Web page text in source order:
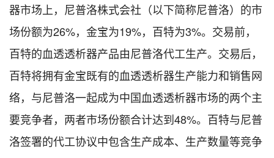
器市场上，尼普洛株式会社（以下简称尼普洛）的市
场份额为26%，金宝为19%，百特为3%。交易前，
百特的血透透析器产品由尼普洛代工生产。交易后，
百特将拥有金宝既有的血透透析器生产能力和销售网
络，与尼普洛一起成为中国血透透析器市场的两个主
要竞争者，两者市场份额合计达到48%。百特与尼普
洛签署的代工协议中包含生产成本、生产数量等竞争